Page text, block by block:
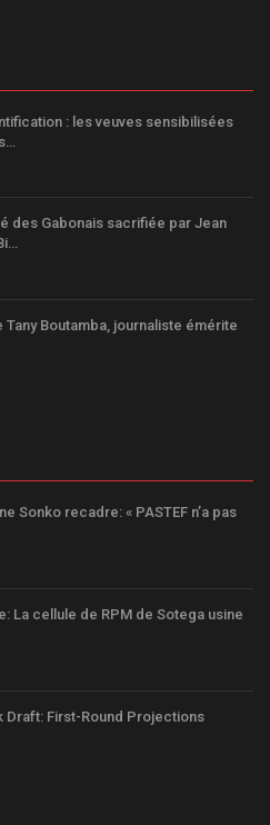
: les veuves sensibilisées
des Gabonais sacrifiée par Jean
Tany Boutamba, journaliste émérite
Sonko recadre: « PASTEF n’a pas
La cellule de RPM de Sotega usine
Draft: First-Round Projections